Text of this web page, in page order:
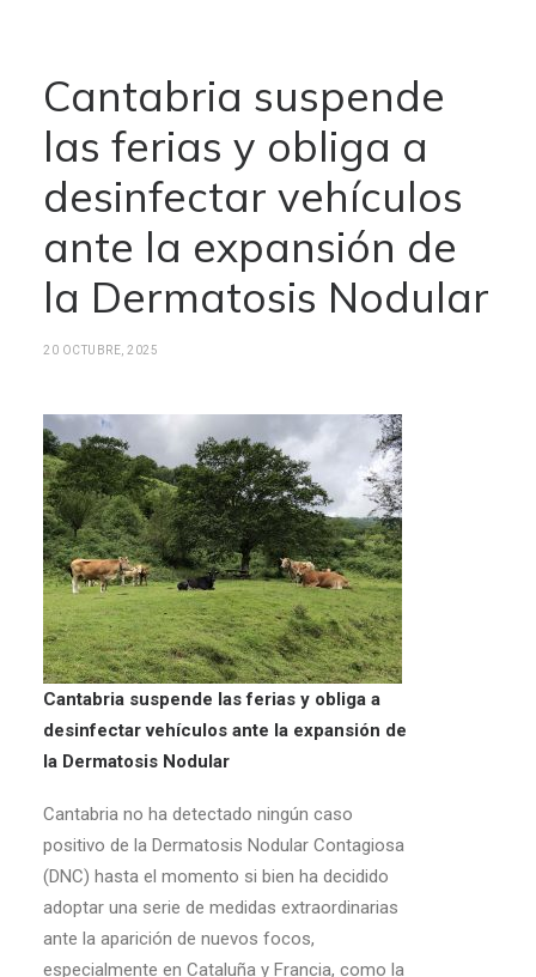
Cantabria suspende
las ferias y obliga a
desinfectar vehículos
ante la expansión de
la Dermatosis Nodular
20 OCTUBRE, 2025
Cantabria suspende las ferias y obliga a
desinfectar vehículos ante la expansión de
la Dermatosis Nodular
Cantabria no ha detectado ningún caso
positivo de la Dermatosis Nodular Contagiosa
(DNC) hasta el momento si bien ha decidido
adoptar una serie de medidas extraordinarias
ante la aparición de nuevos focos,
especialmente en Cataluña y Francia, como la